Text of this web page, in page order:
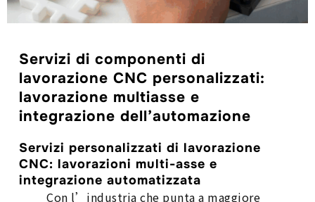
Servizi di componenti di
lavorazione CNC personalizzati:
lavorazione multiasse e
integrazione dell’automazione
Servizi personalizzati di lavorazione
CNC: lavorazioni multi-asse e
integrazione automatizzata
Con l’industria che punta a maggiore